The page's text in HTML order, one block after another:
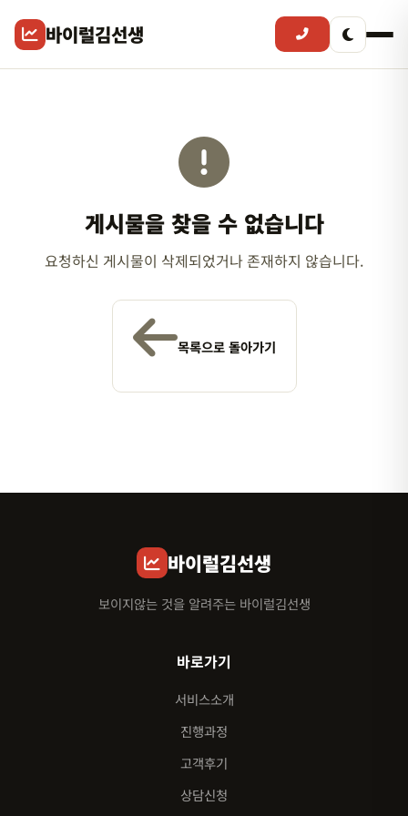
바이럴김선생
게시물을 찾을 수 없습니다
요청하신 게시물이 삭제되었거나 존재하지 않습니다.
목록으로 돌아가기
바이럴김선생
보이지않는 것을 알려주는 바이럴김선생
바로가기
서비스소개
진행과정
고객후기
상담신청